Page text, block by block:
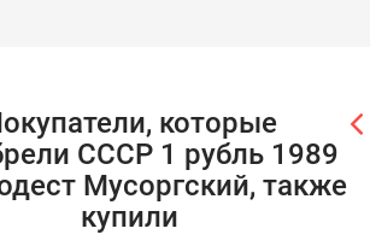
которые
СССР 1 рубль 1989
Мусоргский, также
купили